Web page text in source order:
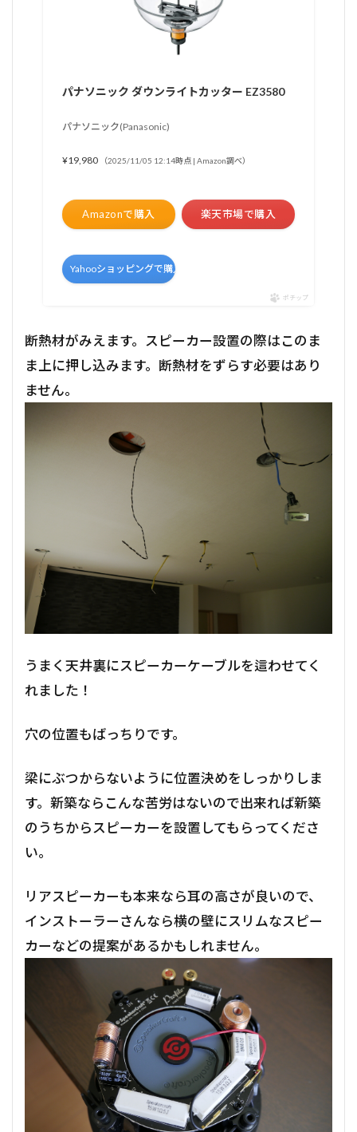
パナソニック ダウンライトカッター EZ3580
パナソニック(Panasonic)
¥19,980 （2025/11/05 12:14時点 | Amazon調べ）
Amazonで購入 楽天市場で購入
Yahooショッピングで購入
ポチップ
断熱材がみえます。スピーカー設置の際はこのま
ま上に押し込みます。断熱材をずらす必要はあり
ません。
うまく天井裏にスピーカーケーブルを這わせてく
れました！
穴の位置もばっちりです。
梁にぶつからないように位置決めをしっかりしま
す。新築ならこんな苦労はないので出来れば新築
のうちからスピーカーを設置してもらってくださ
い。
リアスピーカーも本来なら耳の高さが良いので、
インストーラーさんなら横の壁にスリムなスピー
カーなどの提案があるかもしれません。